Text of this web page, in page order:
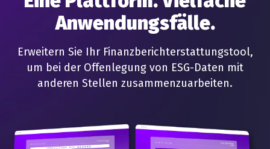
Anwendungsfälle.
Erweitern Sie Ihr Finanzberichterstattungstool,
um bei der Offenlegung von ESG-Daten mit
anderen Stellen zusammenzuarbeiten.